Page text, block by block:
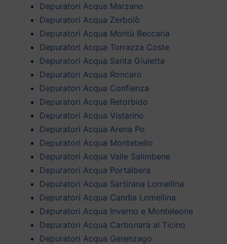
Depuratori Acqua Marzano
Depuratori Acqua Zerbolò
Depuratori Acqua Montù Beccaria
Depuratori Acqua Torrazza Coste
Depuratori Acqua Santa Giuletta
Depuratori Acqua Roncaro
Depuratori Acqua Confienza
Depuratori Acqua Retorbido
Depuratori Acqua Vistarino
Depuratori Acqua Arena Po
Depuratori Acqua Montebello
Depuratori Acqua Valle Salimbene
Depuratori Acqua Portalbera
Depuratori Acqua Sartirana Lomellina
Depuratori Acqua Candia Lomellina
Depuratori Acqua Inverno e Monteleone
Depuratori Acqua Carbonara al Ticino
Depuratori Acqua Gerenzago